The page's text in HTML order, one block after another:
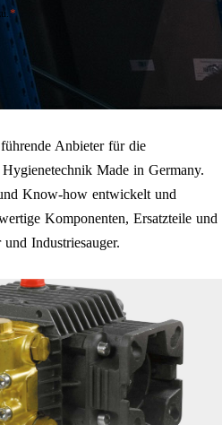
*
Anbieter für die
Made in Germany.
Know-how entwickelt und
Komponenten, Ersatzteile und
Industriesauger.